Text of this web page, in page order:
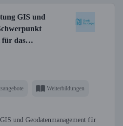
GIS und
für das
Weiterbildungen
und Geodatenmanagement für